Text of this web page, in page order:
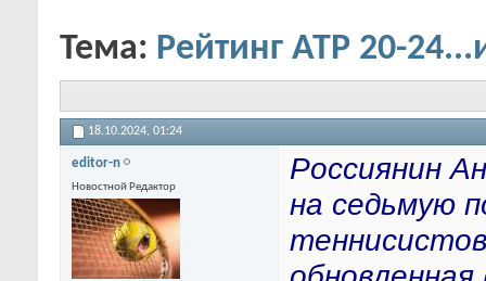
Тема: Рейтинг АТР 20-
18.10.2024, 01:24
editor-n
Новостной Редактор
Россиянин
на седьмую